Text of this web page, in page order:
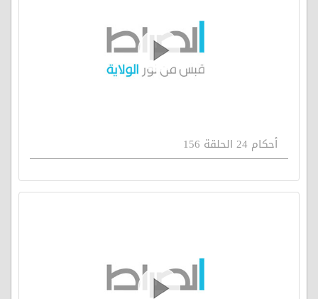
أحكام 24 الحلقة 156